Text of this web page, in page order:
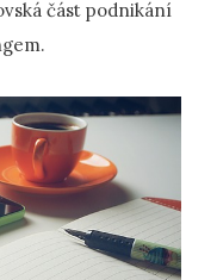
část podnikání